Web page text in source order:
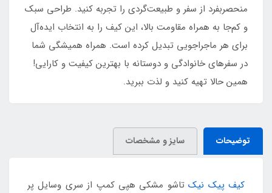
منحصربفرد از سفر و طبیعت‌گردی را تجربه کنید. طراحی سبک
و کم‌جا به همراه مقاومت بالا، این کیف را به انتخاب ایده‌آل
برای هر ماجراجویی تبدیل کرده است. همراه همیشگی شما
در سفرهای خانوادگی و دوستانه با بهترین کیفیت و کارایی!
همین حالا تهیه کنید و لذت ببرید.
توضیحات سایز و مشخصات
کیف پیک نیکتاشو مشکی هپی کمپ از سری وسایل پر